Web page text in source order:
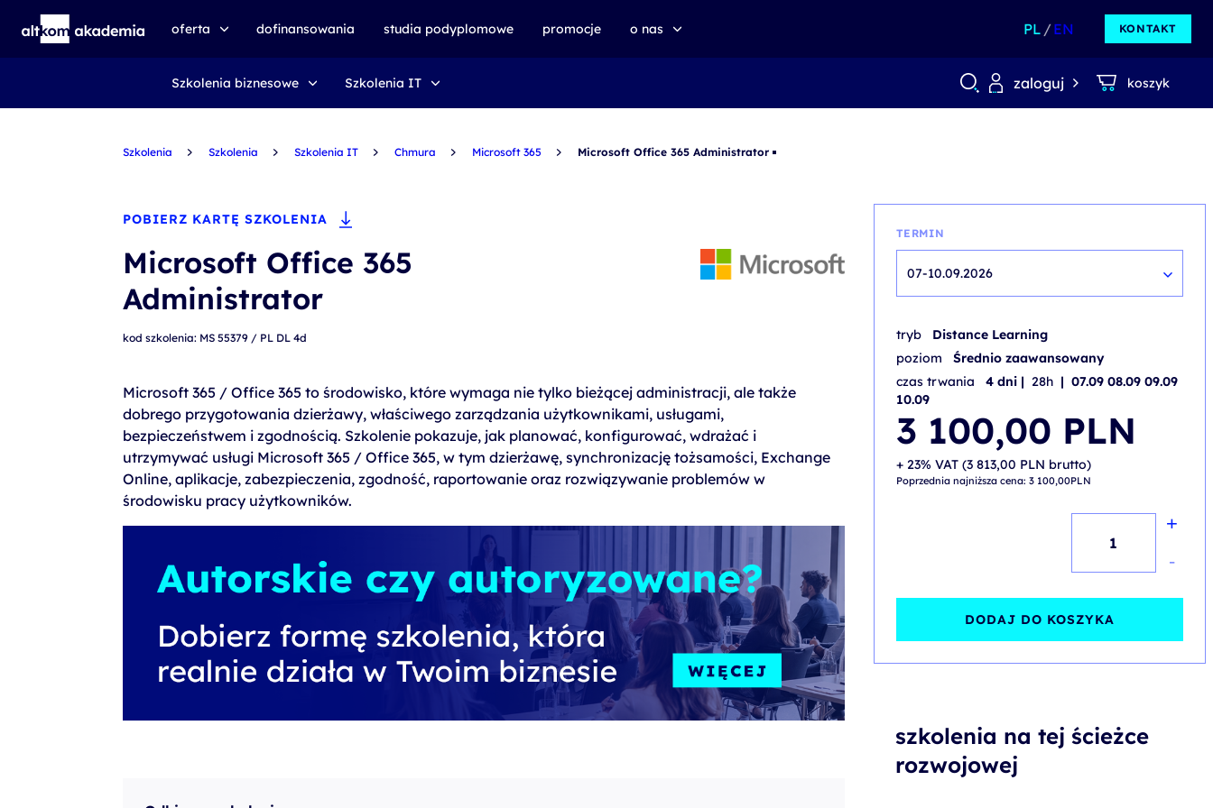
oferta
speexx
certyfikat DMI
AI First
szkolenia VR
szkolenia NIS2
szkolenia dla edukacji
szkolenia dla produkcji
szkolenia Broadcom
szkolenia SAP
szkolenia SAS
formuły szkoleń MS
egzaminy
dofinansowania studia podyplomowe promocje o nas PL EN KONTAKT
Szkolenia biznesowe Szkolenia IT zaloguj koszyk
Szkolenia Szkolenia Szkolenia IT Chmura Microsoft 365 Microsoft Office 365 Administrator
POBIERZ KARTĘ SZKOLENIA
Microsoft Office 365
Administrator
kod szkolenia: MS 55379 / PL DL 4d
Microsoft 365 / Office 365 to środowisko, które wymaga nie tylko bieżącej administracji, ale także
dobrego przygotowania dzierżawy, właściwego zarządzania użytkownikami, usługami,
bezpieczeństwem i zgodnością. Szkolenie pokazuje, jak planować, konfigurować, wdrażać i
utrzymywać usługi Microsoft 365 / Office 365, w tym dzierżawę, synchronizację tożsamości, Exchange
Online, aplikacje, zabezpieczenia, zgodność, raportowanie oraz rozwiązywanie problemów w
środowisku pracy użytkowników.
TERMIN
07-10.09.2026
tryb
Distance Learning
poziom
Średnio zaawansowany
czas trwania
4 dni | 28h | 07.09 08.09 09.09
10.09
3 100,00 PLN
+ 23% VAT (3 813,00 PLN brutto)
Poprzednia najniższa cena: 3 100,00PLN
365
Administrator
+
-
DODAJ DO KOSZYKA
szkolenia na tej ścieżce
rozwojowej